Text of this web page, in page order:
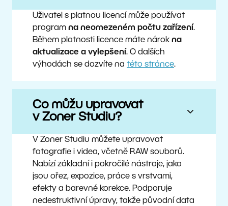
Uživatel s platnou licencí může používat
program na neomezeném počtu zařízení .
Během platnosti licence máte nárok na
aktualizace a vylepšení . O dalších
výhodách se dozvíte na této stránce.
Co můžu upravovat
v Zoner Studiu?
V Zoner Studiu můžete upravovat
fotografie i videa, včetně RAW souborů.
Nabízí základní i pokročilé nástroje, jako
jsou ořez, expozice, práce s vrstvami,
efekty a barevné korekce. Podporuje
nedestruktivní úpravy, takže původní data